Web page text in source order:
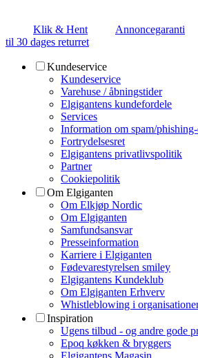
Klik & Hent Annoncegaranti
til 30 dages returret
Kundeservice
Kundeservice
Varehuse / åbningstider
Elgigantens kundefordele
Services
Information om spam/
Fortrydelsesret
Elgigantens privatlivspolitik
Partner
Cookiepolitik
Om Elgiganten
Om Elkjøp Nordic
Om Elgiganten
Samfundsansvar
Presseinformation
Karriere i Elgiganten
Fødevarestyrelsen smiley
Elgigantens Kundeklub
Om Elgiganten Erhverv
Whistleblowing i
Inspiration
Ugens tilbud - og andre gode
Epoq køkken & bryggers